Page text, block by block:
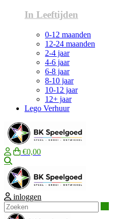
In Leeftijden
0-12 maanden
12-24 maanden
2-4 jaar
4-6 jaar
6-8 jaar
8-10 jaar
10-12 jaar
12+ jaar
Lego Verhuur
€0,00
inloggen